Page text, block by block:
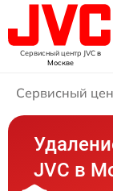
Сервисный центр JVCв
Москве
Сервисный
JVC в